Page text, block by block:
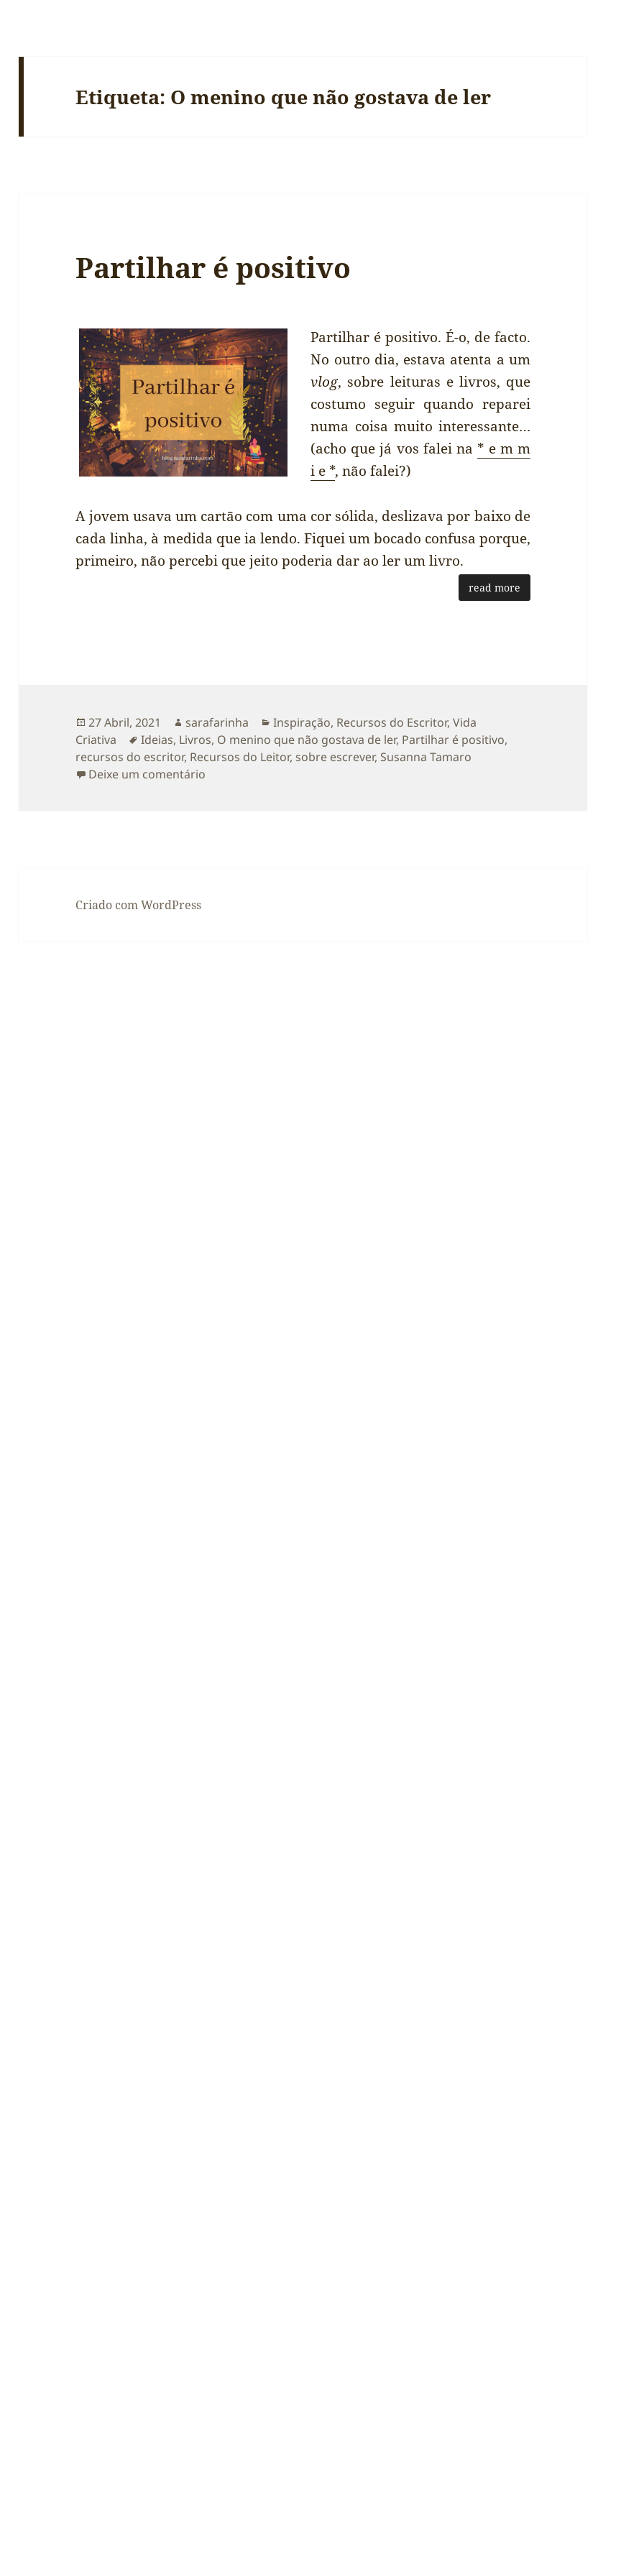
Etiqueta: O menino que não gostava de ler
Partilhar é positivo
Partilhar é positivo. É-o, de facto.
No outro dia, estava atenta a um
vlog, sobre leituras e livros, que
costumo seguir quando reparei
numa coisa muito interessante…
(acho que já vos falei na * e m m
i e *, não falei?)
A jovem usava um cartão com uma cor sólida, deslizava por baixo de
cada linha, à medida que ia lendo. Fiquei um bocado confusa porque,
primeiro, não percebi que jeito poderia dar ao ler um livro.
read more
Publicado
a
27 Abril, 2021 Autor
sarafarinha Categorias
Inspiração, Recursos do Escritor,Vida
Criativa
Etiquetas
Ideias, Livros, O menino que não gostava de ler, Partilhar é positivo,
recursos do escritor, Recursos do Leitor, sobre escrever, Susanna Tamaro
Deixe um comentário
Criado com WordPress